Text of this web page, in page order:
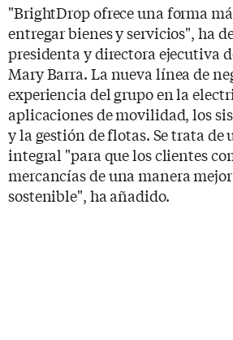
"BrightDrop ofrece una forma
entregar bienes y servicios", ha
presidenta y directora ejecutiva
Mary Barra. La nueva línea de
experiencia del grupo en la
aplicaciones de movilidad, los
y la gestión de flotas. Se trata de
integral "para que los clientes
mercancías de una manera
sostenible", ha añadido.